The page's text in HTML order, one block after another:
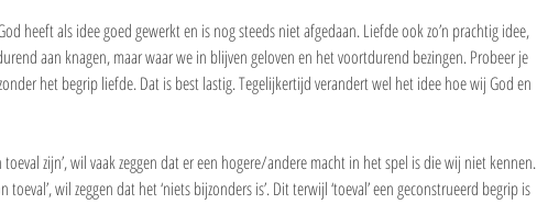
heeft als idee goed gewerkt en is nog steeds niet afgedaan. Liefde ook zo’n prachtig idee,
aan knagen, maar waar we in blijven geloven en het voortdurend bezingen. Probeer je
het begrip liefde. Dat is best lastig. Tegelijkertijd verandert wel het idee hoe wij God en
toeval zijn’, wil vaak zeggen dat er een hogere/andere macht in het spel is die wij niet kennen.
toeval’, wil zeggen dat het ‘niets bijzonders is’. Dit terwijl ‘toeval’ een geconstrueerd begrip is